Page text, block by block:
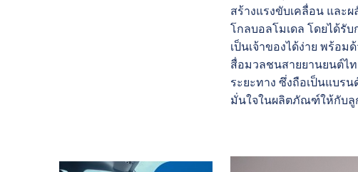
สร้างแรงขับเคลื่อน และผ
โกลบอลโมเดล โดยได้รั
เป็นเจ้าของได้ง่าย พร้อ
สื่อมวลชนสายยานยนต์ไท
ระยะทาง ซึ่งถือเป็นแบร
มั่นใจในผลิตภัณฑ์ให้กับลู